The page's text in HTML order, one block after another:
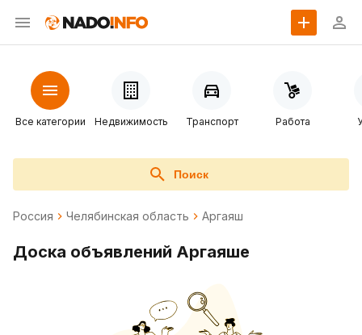
Все категории Недвижимость Транспорт Работа
Поиск
Россия Челябинская область Аргаяш
Доска объявлений Аргаяше